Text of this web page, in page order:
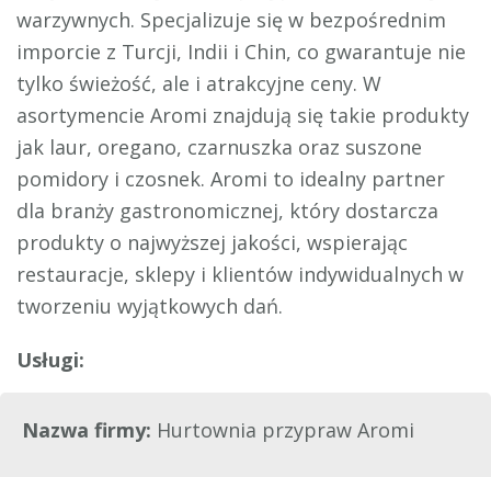
warzywnych. Specjalizuje się w bezpośrednim
imporcie z Turcji, Indii i Chin, co gwarantuje nie
tylko świeżość, ale i atrakcyjne ceny. W
asortymencie Aromi znajdują się takie produkty
jak laur, oregano, czarnuszka oraz suszone
pomidory i czosnek. Aromi to idealny partner
dla branży gastronomicznej, który dostarcza
produkty o najwyższej jakości, wspierając
restauracje, sklepy i klientów indywidualnych w
tworzeniu wyjątkowych dań.
Nazwa firmy: Hurtownia przypraw Aromi